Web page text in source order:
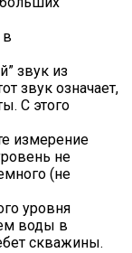
в
звук из
звук означает,
С этого
измерение
не
(не
уровня
воды в
скважины.